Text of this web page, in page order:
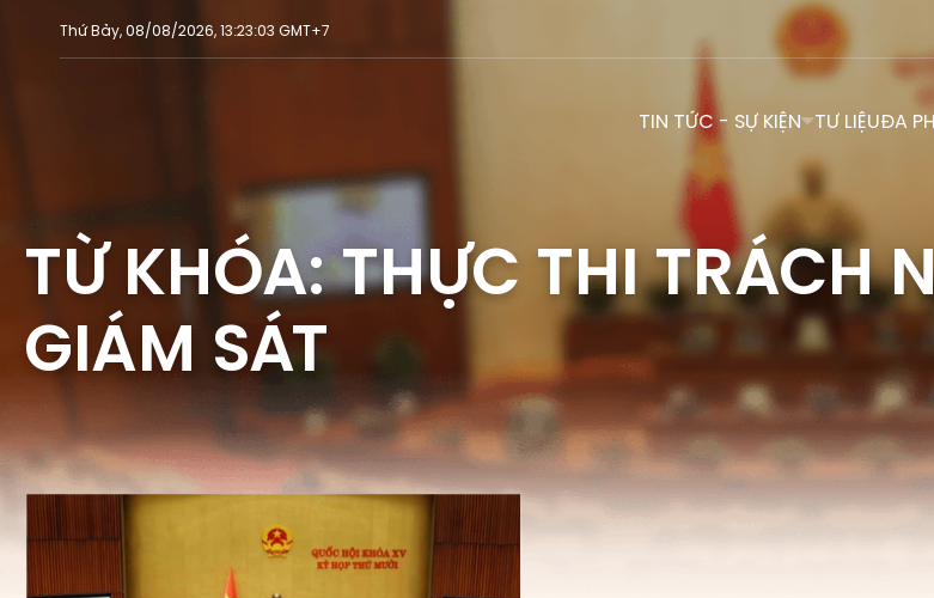
Thứ Bảy, 08/08/2026, 13:23:03 GMT+7
TIN TỨC - SỰ KIỆN TƯ LIỆUĐA
TỪ KHÓA: THỰC THI TRÁCH
GIÁM SÁT